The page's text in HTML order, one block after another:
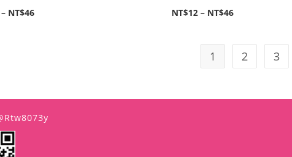
– NT$46 NT$12 – NT$46
1 2 3